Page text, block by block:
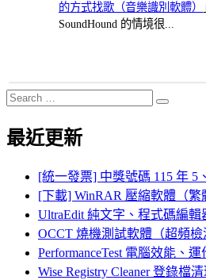
的方式找歌（音樂識別軟體）
SoundHound 的情境很...
Search
for:
Search
最近更新
[統一發票] 中獎號碼 115 年 5
[下載] WinRAR 壓縮軟體（繁
UltraEdit 純文字、程式碼編輯
OCCT 燒機測試軟體（超頻檢
PerformanceTest 電腦效能、
Wise Registry Cleaner 登錄檔